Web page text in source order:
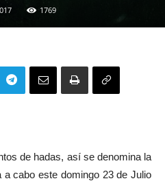
1769
de hadas, así se denomina la
cabo este domingo 23 de Julio